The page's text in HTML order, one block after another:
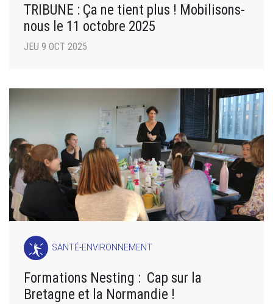
TRIBUNE : Ça ne tient plus ! Mobilisons-
nous le 11 octobre 2025
JEU 9 OCT 2025
SANTÉ-ENVIRONNEMENT
Formations Nesting : Cap sur la
Bretagne et la Normandie !